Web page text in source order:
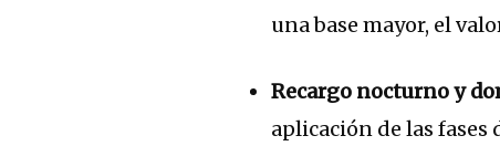
una base mayor, el
Recargo nocturno y
aplicación de las fases